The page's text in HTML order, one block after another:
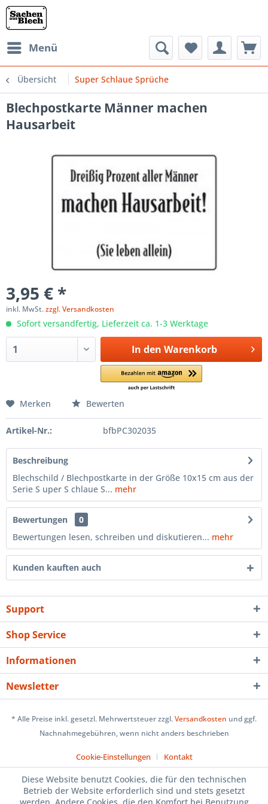
Menü
Übersicht Super Schlaue Sprüche
Blechpostkarte Männer machen
Hausarbeit
3,95 € *
inkl. MwSt.zzgl. Versandkosten
Sofort versandfertig, Lieferzeit ca. 1-3 Werktage
In den Warenkorb
Merken Bewerten
Artikel-Nr.: bfbPC302035
Beschreibung
Blechschild / Blechpostkarte in der Größe 10x15 cm aus der
Serie S uper S chlaue S... mehr
Bewertungen
0
Bewertungen lesen, schreiben und diskutieren... mehr
Kunden kauften auch
Support
Shop Service
Informationen
Newsletter
* Alle Preise inkl. gesetzl. Mehrwertsteuer zzgl.Versandkosten und ggf.
Nachnahmegebühren, wenn nicht anders beschrieben
Cookie-Einstellungen Kontakt
Diese Website benutzt Cookies, die für den technischen
Betrieb der Website erforderlich sind und stets gesetzt